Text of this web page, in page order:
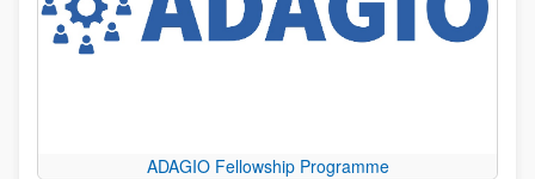
ADAGIO Fellowship Programme